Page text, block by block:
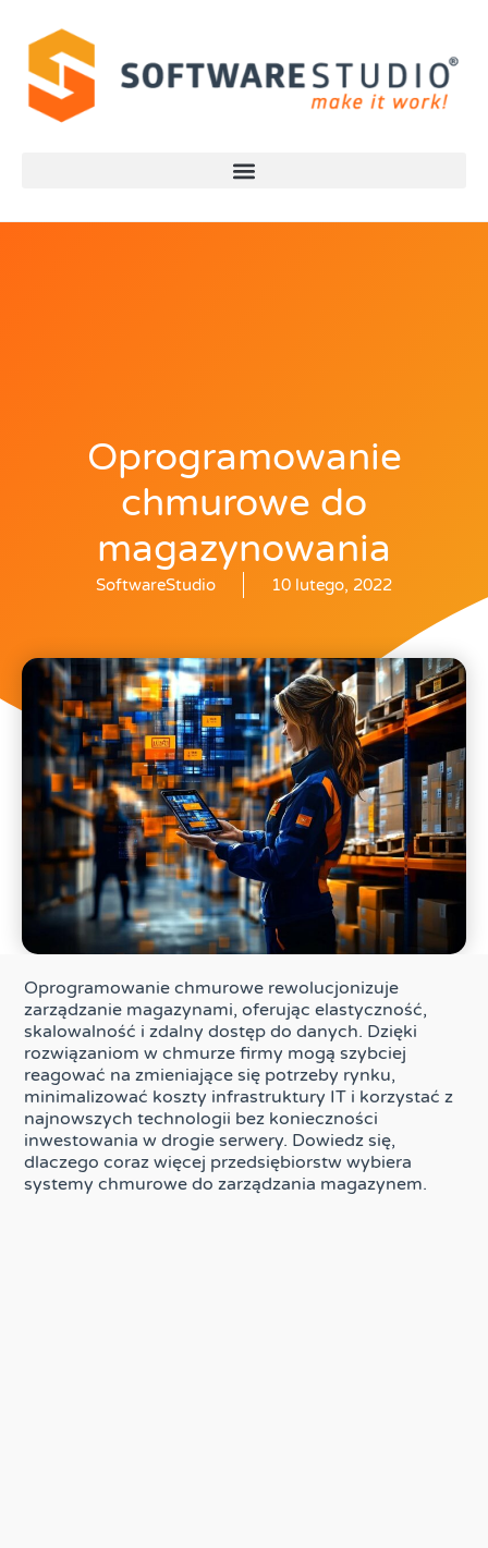
Oprogramowanie
chmurowe do
magazynowania
SoftwareStudio 10 lutego, 2022
Oprogramowanie chmurowe rewolucjonizuje
zarządzanie magazynami, oferując elastyczność,
skalowalność i zdalny dostęp do danych. Dzięki
rozwiązaniom w chmurze firmy mogą szybciej
reagować na zmieniające się potrzeby rynku,
minimalizować koszty infrastruktury IT i korzystać z
najnowszych technologii bez konieczności
inwestowania w drogie serwery. Dowiedz się,
dlaczego coraz więcej przedsiębiorstw wybiera
systemy chmurowe do zarządzania magazynem.